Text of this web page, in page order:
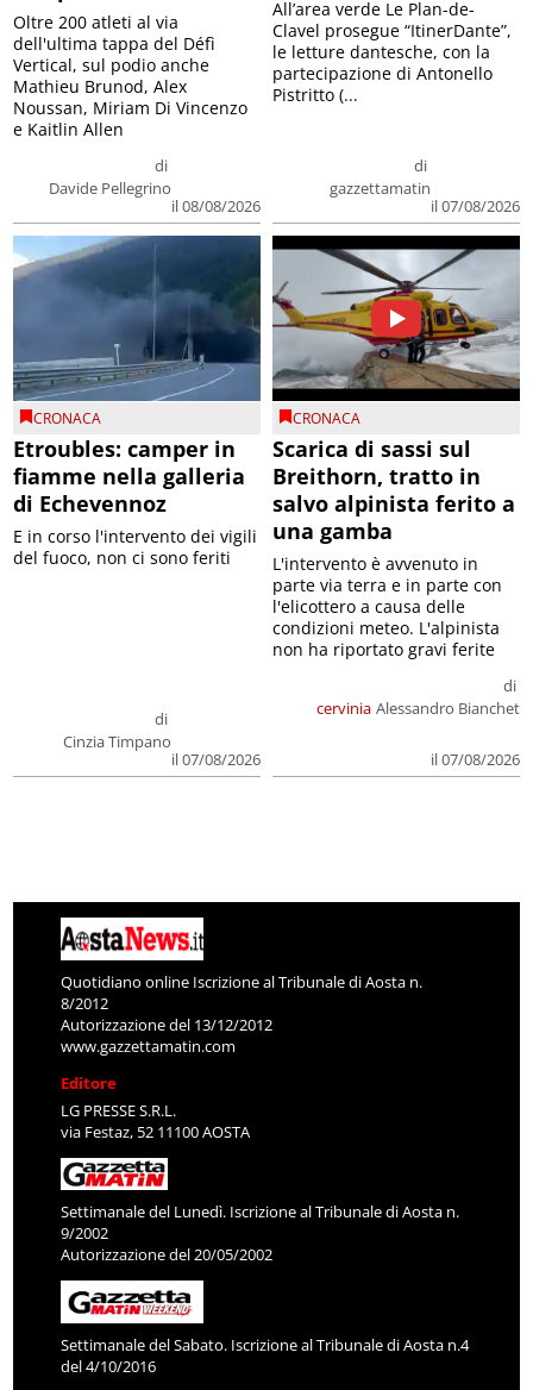
di
Davide Pellegrino
il 08/08/2026
Oltre 200 atleti al via
dell'ultima tappa del Défì
Vertical, sul podio anche
Mathieu Brunod, Alex
Noussan, Miriam Di Vincenzo
e Kaitlin Allen
di
gazzettamatin
il 07/08/2026
All’area verde Le Plan-de-
Clavel prosegue “ItinerDante”,
le letture dantesche, con la
partecipazione di Antonello
Pistritto (...
CRONACA
Etroubles: camper in
fiamme nella galleria
di Echevennoz
di
Cinzia Timpano
il 07/08/2026
E in corso l'intervento dei vigili
del fuoco, non ci sono feriti
CRONACA
Scarica di sassi sul
Breithorn, tratto in
salvo alpinista ferito a
una gamba
cervinia
di
Alessandro Bianchet
il 07/08/2026
L'intervento è avvenuto in
parte via terra e in parte con
l'elicottero a causa delle
condizioni meteo. L'alpinista
non ha riportato gravi ferite
Quotidiano online Iscrizione al Tribunale di Aosta n.
8/2012
Autorizzazione del 13/12/2012
www.gazzettamatin.com
Editore
LG PRESSE S.R.L.
via Festaz, 52 11100 AOSTA
Settimanale del Lunedì. Iscrizione al Tribunale di Aosta n.
9/2002
Autorizzazione del 20/05/2002
Settimanale del Sabato. Iscrizione al Tribunale di Aosta n.4
del 4/10/2016